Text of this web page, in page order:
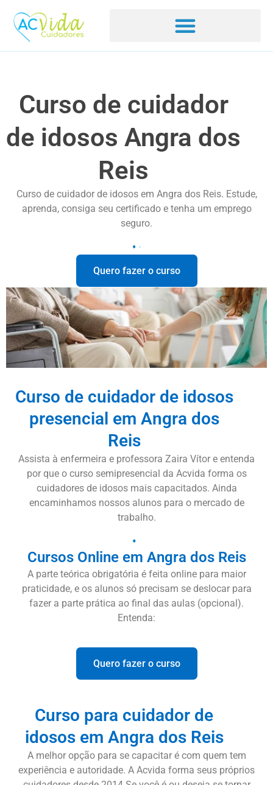
Curso de cuidador
de idosos Angra dos
Reis
Curso de cuidador de idosos em Angra dos Reis. Estude,
aprenda, consiga seu certificado e tenha um emprego
seguro.
Quero fazer o curso
Curso de cuidador de idosos
presencial em Angra dos
Reis
Assista à enfermeira e professora Zaira Vítor e entenda
por que o curso semipresencial da Acvida forma os
cuidadores de idosos mais capacitados. Ainda
encaminhamos nossos alunos para o mercado de
trabalho.
Cursos Online em Angra dos Reis
A parte teórica obrigatória é feita online para maior
praticidade, e os alunos só precisam se deslocar para
fazer a parte prática ao final das aulas (opcional).
Entenda:
Quero fazer o curso
Curso para cuidador de
idosos em Angra dos Reis
A melhor opção para se capacitar é com quem tem
experiência e autoridade. A Acvida forma seus próprios